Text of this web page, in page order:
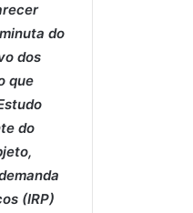
do
dos
que
do
(IRP)